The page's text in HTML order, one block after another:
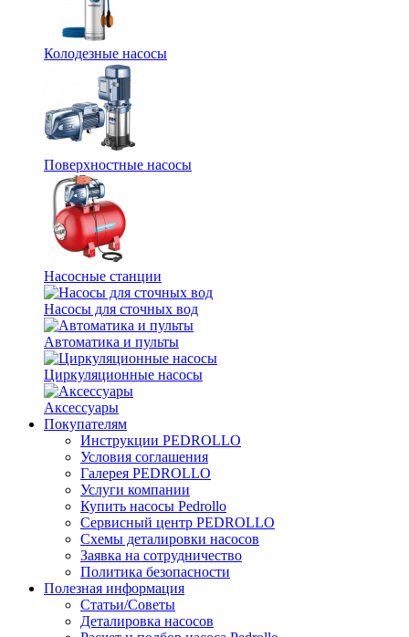
Колодезные насосы
Поверхностные насосы
Насосные станции
Насосы для сточных вод
Автоматика и пульты
Циркуляционные насосы
Аксессуары
Покупателям
Инструкции PEDROLLO
Условия соглашения
Галерея PEDROLLO
Услуги компании
Купить насосы Pedrollo
Сервисный центр PEDROLLO
Схемы деталировки насосов
Заявка на сотрудничество
Политика безопасности
Полезная информация
Статьи/Советы
Деталировка насосов